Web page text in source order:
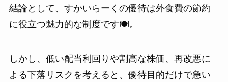
結論として、すかいらーくの優待は外食費の節約
に役立つ魅力的な制度です🍽️。
しかし、低い配当利回りや割高な株価、再改悪に
よる下落リスクを考えると、優待目的だけで急い